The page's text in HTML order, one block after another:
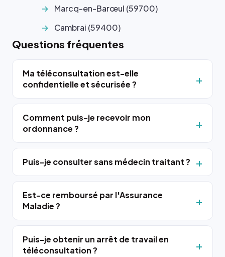
Marcq-en-Barœul (59700)
Cambrai (59400)
Questions fréquentes
Ma téléconsultation est-elle
confidentielle et sécurisée ?
Comment puis-je recevoir mon
ordonnance ?
Puis-je consulter sans médecin traitant ?
Est-ce remboursé par l'Assurance
Maladie ?
Puis-je obtenir un arrêt de travail en
téléconsultation ?